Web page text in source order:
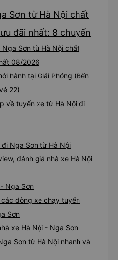
Sơn từ Hà Nội chất
đãi nhất: 8 chuyến
Nga Sơn từ Hà Nội chất
08/2026
hành tại Giải Phóng (Bến
22)
về tuyến xe từ Hà Nội đi
Nga Sơn từ Hà Nội
đánh giá nhà xe Hà Nội
Nga Sơn
dòng xe chạy tuyến
Sơn
xe Hà Nội - Nga Sơn
Sơn từ Hà Nội nhanh và